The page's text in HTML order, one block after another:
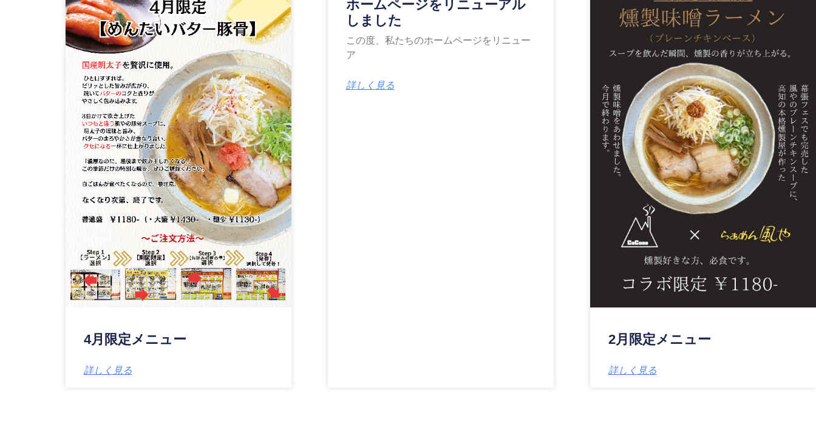
4月限定メニュー
詳しく見る
ホームページをリニューアル
しました
この度、私たちのホームページをリニュー
ア
詳しく見る
2月限定メニュー
詳しく見る